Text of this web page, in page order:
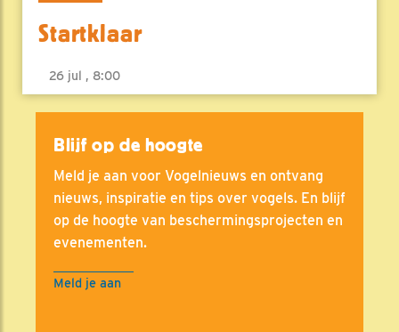
Startklaar
26 jul , 8:00
Blijf op de hoogte
Meld je aan voor Vogelnieuws en ontvang
nieuws, inspiratie en tips over vogels. En blijf
op de hoogte van beschermingsprojecten en
evenementen.
Meld je aan